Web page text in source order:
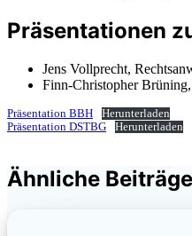
Präsentationen
Jens Vollprecht,
Finn-Christopher
Präsentation BBH
Herunterladen
Präsentation DSTBG
Herunterladen
Ähnliche Beiträge